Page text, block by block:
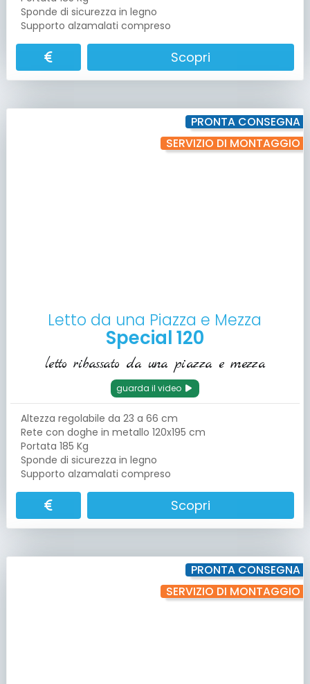
Sponde di sicurezza in legno
Supporto alzamalati compreso
Scopri
PRONTA CONSEGNA
SERVIZIO DI MONTAGGIO
Letto da una Piazza e Mezza
Special 120
letto ribassato da una piazza e mezza
guarda il video
Altezza regolabile da 23 a 66 cm
Rete con doghe in metallo 120x195 cm
Portata 185 Kg
Sponde di sicurezza in legno
Supporto alzamalati compreso
Scopri
PRONTA CONSEGNA
SERVIZIO DI MONTAGGIO